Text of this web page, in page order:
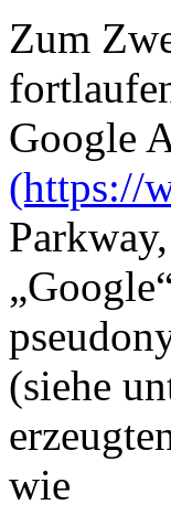
Zum
Google
(https://
(siehe
wie